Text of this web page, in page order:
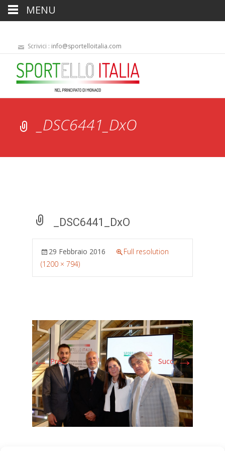
Scrivici : info@sportelloitalia.com
_DSC6441_DxO
_DSC6441_DxO
29 Febbraio 2016
Full resolution
(1200 × 794)
←Prec. Succ.→
MENU